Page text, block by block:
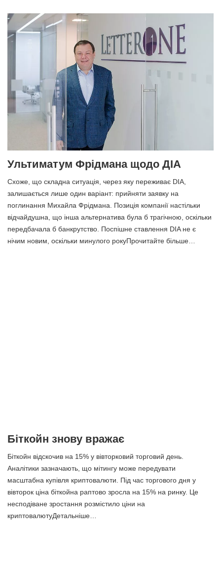
Ультиматум Фрідмана щодо ДІА
Схоже, що складна ситуація, через яку переживає DIA,
залишається лише один варіант: прийняти заявку на
поглинання Михайла Фрідмана. Позиція компанії настільки
відчайдушна, що інша альтернатива була б трагічною, оскільки
передбачала б банкрутство. Поспішне ставлення DIA не є
нічим новим, оскільки минулого рокуПрочитайте більше…
Біткойн знову вражає
Біткойн відскочив на 15% у вівторковий торговий день.
Аналітики зазначають, що мітингу може передувати
масштабна купівля криптовалюти. Під час торгового дня у
вівторок ціна біткойна раптово зросла на 15% на ринку. Це
несподіване зростання розмістило ціни на
криптовалютуДетальніше…